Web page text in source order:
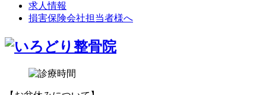
求人情報
損害保険会社担当者様へ